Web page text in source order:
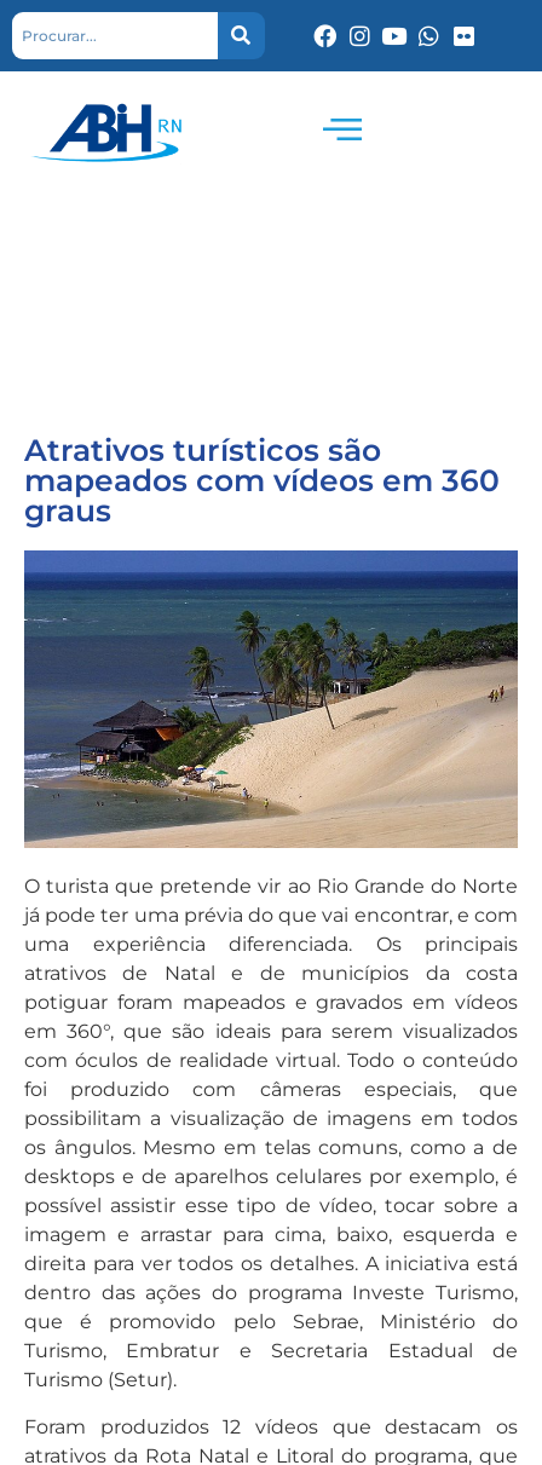
Atrativos turísticos são
mapeados com vídeos em 360
graus
O turista que pretende vir ao Rio Grande do Norte
já pode ter uma prévia do que vai encontrar, e com
uma experiência diferenciada. Os principais
atrativos de Natal e de municípios da costa
potiguar foram mapeados e gravados em vídeos
em 360°, que são ideais para serem visualizados
com óculos de realidade virtual. Todo o conteúdo
foi produzido com câmeras especiais, que
possibilitam a visualização de imagens em todos
os ângulos. Mesmo em telas comuns, como a de
desktops e de aparelhos celulares por exemplo, é
possível assistir esse tipo de vídeo, tocar sobre a
imagem e arrastar para cima, baixo, esquerda e
direita para ver todos os detalhes. A iniciativa está
dentro das ações do programa Investe Turismo,
que é promovido pelo Sebrae, Ministério do
Turismo, Embratur e Secretaria Estadual de
Turismo (Setur).
Foram produzidos 12 vídeos que destacam os
atrativos da Rota Natal e Litoral do programa, que